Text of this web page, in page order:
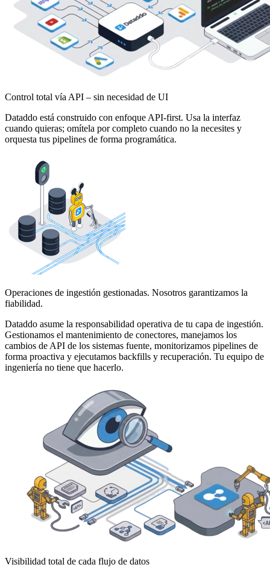
Control total vía API – sin necesidad de UI
Dataddo está construido con enfoque API-first. Usa la interfaz
cuando quieras; omítela por completo cuando no la necesites y
orquesta tus pipelines de forma programática.
Operaciones de ingestión gestionadas. Nosotros garantizamos la
fiabilidad.
Dataddo asume la responsabilidad operativa de tu capa de ingestión.
Gestionamos el mantenimiento de conectores, manejamos los
cambios de API de los sistemas fuente, monitorizamos pipelines de
forma proactiva y ejecutamos backfills y recuperación. Tu equipo de
ingeniería no tiene que hacerlo.
Visibilidad total de cada flujo de datos